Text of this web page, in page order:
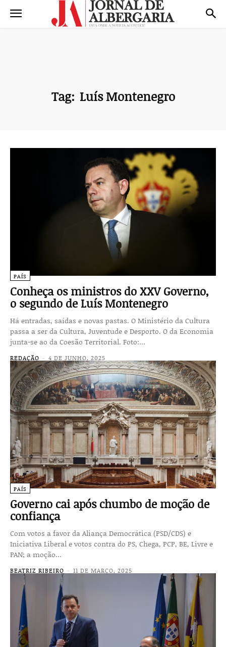
Tag: Luís Montenegro
PAÍS
Conheça os ministros do XXV Governo,
o segundo de Luís Montenegro
Há entradas, saídas e novas pastas. O Ministério da Cultura
passa a ser da Cultura, Juventude e Desporto. O da Economia
junta-se ao da Coesão Territorial. Foto:...
REDAÇÃO - 4 DE JUNHO, 2025
PAÍS
Governo cai após chumbo de moção de
confiança
Com votos a favor da Aliança Democrática (PSD/CDS) e
Iniciativa Liberal e votos contra do PS, Chega, PCP, BE, Livre e
PAN; a moção...
BEATRIZ RIBEIRO - 11 DE MARÇO, 2025